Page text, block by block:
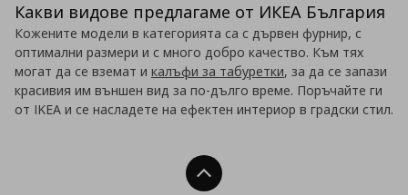
Какви видове предлагаме от ИКЕА България
Кожените модели в категорията са с дървен фурнир, с
оптимални размери и с много добро качество. Към тях
могат да се вземат и калъфи за табуретки, за да се запази
красивия им външен вид за по-дълго време. Поръчайте ги
от IKEA и се насладете на ефектен интериор в градски стил.
Нагоре